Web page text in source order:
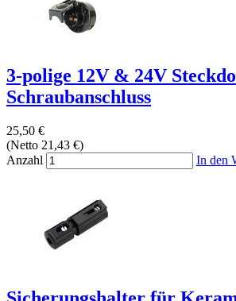
3-polige 12V & 24V
Schraubanschluss
25,50 €
(Netto 21,43 €)
Anzahl
In den